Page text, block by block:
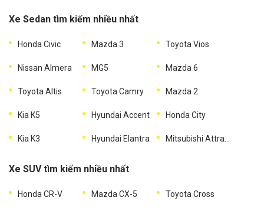
Xe Sedan tìm kiếm nhiều nhất
Honda Civic Mazda 3 Toyota Vios
Nissan Almera MG5 Mazda 6
Toyota Altis Toyota Camry Mazda 2
Kia K5 Hyundai Accent Honda City
Kia K3 Hyundai Elantra Mitsubishi Attrage
Xe SUV tìm kiếm nhiều nhất
Honda CR-V Mazda CX-5 Toyota Cross